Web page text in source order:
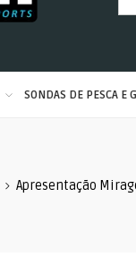
SONDAS DE PESCA E
Apresentação